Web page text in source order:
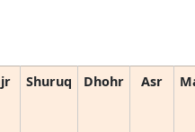
Shuruq Dhohr Asr